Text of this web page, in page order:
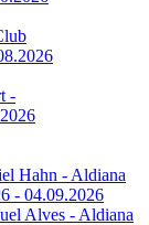
-
Hahn - Aldiana
- 04.09.2026
Alves - Aldiana